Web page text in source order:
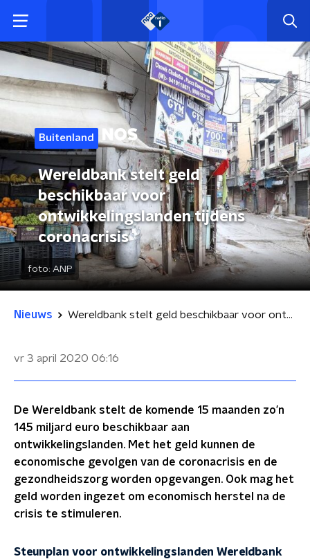
Buitenland
Wereldbank stelt geld
beschikbaar voor
ontwikkelingslanden tijdens
coronacrisis
foto: ANP
Nieuws Wereldbank stelt geld beschikbaar voor ontwikkelingslanden tijdens coronacrisis
vr 3 april 2020 06:16
De Wereldbank stelt de komende 15 maanden zo’n
145 miljard euro beschikbaar aan
ontwikkelingslanden. Met het geld kunnen de
economische gevolgen van de coronacrisis en de
gezondheidszorg worden opgevangen. Ook mag het
geld worden ingezet om economisch herstel na de
crisis te stimuleren.
Steunplan voor ontwikkelingslanden Wereldbank